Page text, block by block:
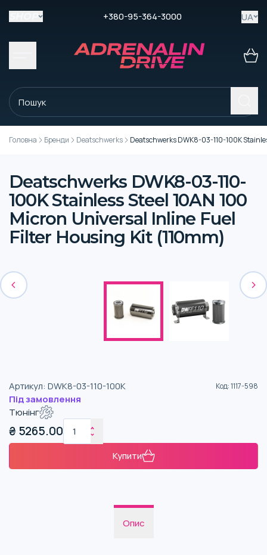
+380-95-364-3000 UA
Головна Бренди Deatschwerks Deatschwerks DWK8-03-110-100K
Deatschwerks DWK8-03-110-
100K Stainless Steel 10AN 100
Micron Universal Inline Fuel
Filter Housing Kit (110mm)
Артикул: DWK8-03-110-100K Код:1117-598
Під замовлення
Тюнінг
₴ 5265.00
Купити
Опис